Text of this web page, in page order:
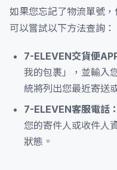
如果您忘記了物流單號
可以嘗試以下方法查詢：
7-ELEVEN交貨便
我的包裹」，並輸入
統將列出您最近寄送
7-ELEVEN客服電話：
您的寄件人或收件人
狀態。